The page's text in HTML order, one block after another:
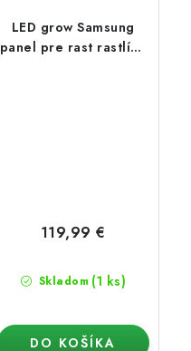
LED grow Samsung
panel pre rast rastlín -
Skladom (1 ks)
119,99 €
DO KOŠÍKA